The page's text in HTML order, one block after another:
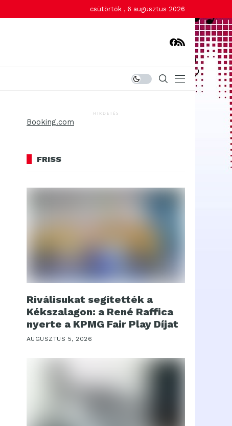
csütörtök , 6 augusztus 2026
HIRDETÉS
Booking.com
FRISS
Riválisukat segítették a
Kékszalagon: a René Raffica
nyerte a KPMG Fair Play Díjat
AUGUSZTUS 5, 2026